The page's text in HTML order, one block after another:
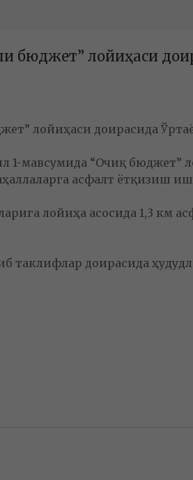
бюджет” лойиҳаси
лойиҳаси доирасида
1-мавсумида “Очиқ бюджет”
асфалт ётқизиш
лойиҳа асосида 1,3 км
таклифлар доирасида